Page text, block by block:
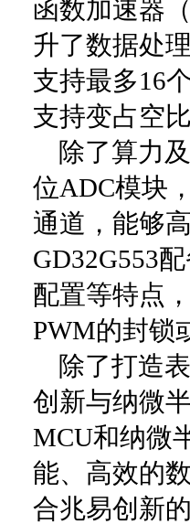
函数加速器
升了数据处
支持最多16
支持变占空
除了算力
位ADC模块
通道，能够
GD32G553
配置等特点
PWM的封锁
除了打造
创新与纳微
MCU和纳微
能、高效的
合兆易创新